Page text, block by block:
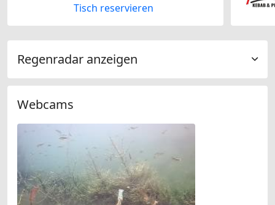
Tisch reservieren
Regenradar anzeigen
Webcams